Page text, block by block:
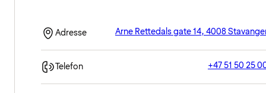
Adresse Arne Rettedals gate 14, 4008
Telefon +47 51 50 25